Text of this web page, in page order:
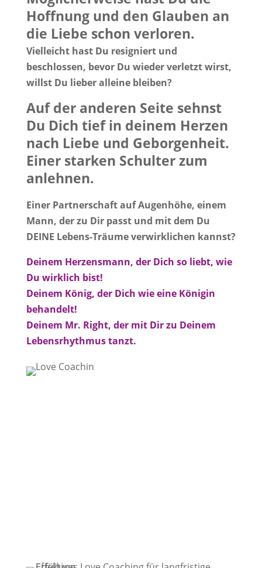
Hoffnung und den Glauben an
die Liebe schon verloren.
Vielleicht hast Du resigniert und
beschlossen, bevor Du wieder verletzt wirst,
willst Du lieber alleine bleiben?
Auf der anderen Seite sehnst
Du Dich tief in deinem Herzen
nach Liebe und Geborgenheit.
Einer starken Schulter zum
anlehnen.
Einer Partnerschaft auf Augenhöhe, einem
Mann, der zu Dir passt und mit dem Du
DEINE Lebens-Träume verwirklichen kannst?
Deinem Herzensmann, der Dich so liebt, wie
Du wirklich bist!
Deinem König, der Dich wie eine Königin
behandelt!
Deinem Mr. Right, der mit Dir zu Deinem
Lebensrhythmus tanzt.